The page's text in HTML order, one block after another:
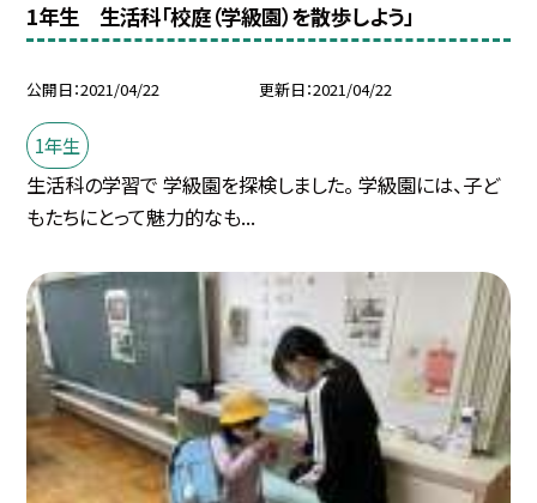
1年生 生活科「校庭（学級園）を散歩しよう」
公開日 2021/04/22 更新日 2021/04/22
1年生
生活科の学習で 学級園を探検しました。 学級園には、子ど
もたちにとって魅力的なも...